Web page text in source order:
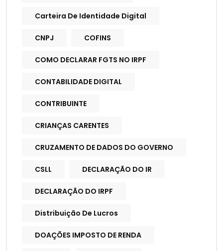
Carteira De Identidade Digital
CNPJ COFINS
COMO DECLARAR FGTS NO IRPF
CONTABILIDADE DIGITAL
CONTRIBUINTE
CRIANÇAS CARENTES
CRUZAMENTO DE DADOS DO GOVERNO
CSLL DECLARAÇÃO DO IR
DECLARAÇÃO DO IRPF
Distribuição De Lucros
DOAÇÕES IMPOSTO DE RENDA